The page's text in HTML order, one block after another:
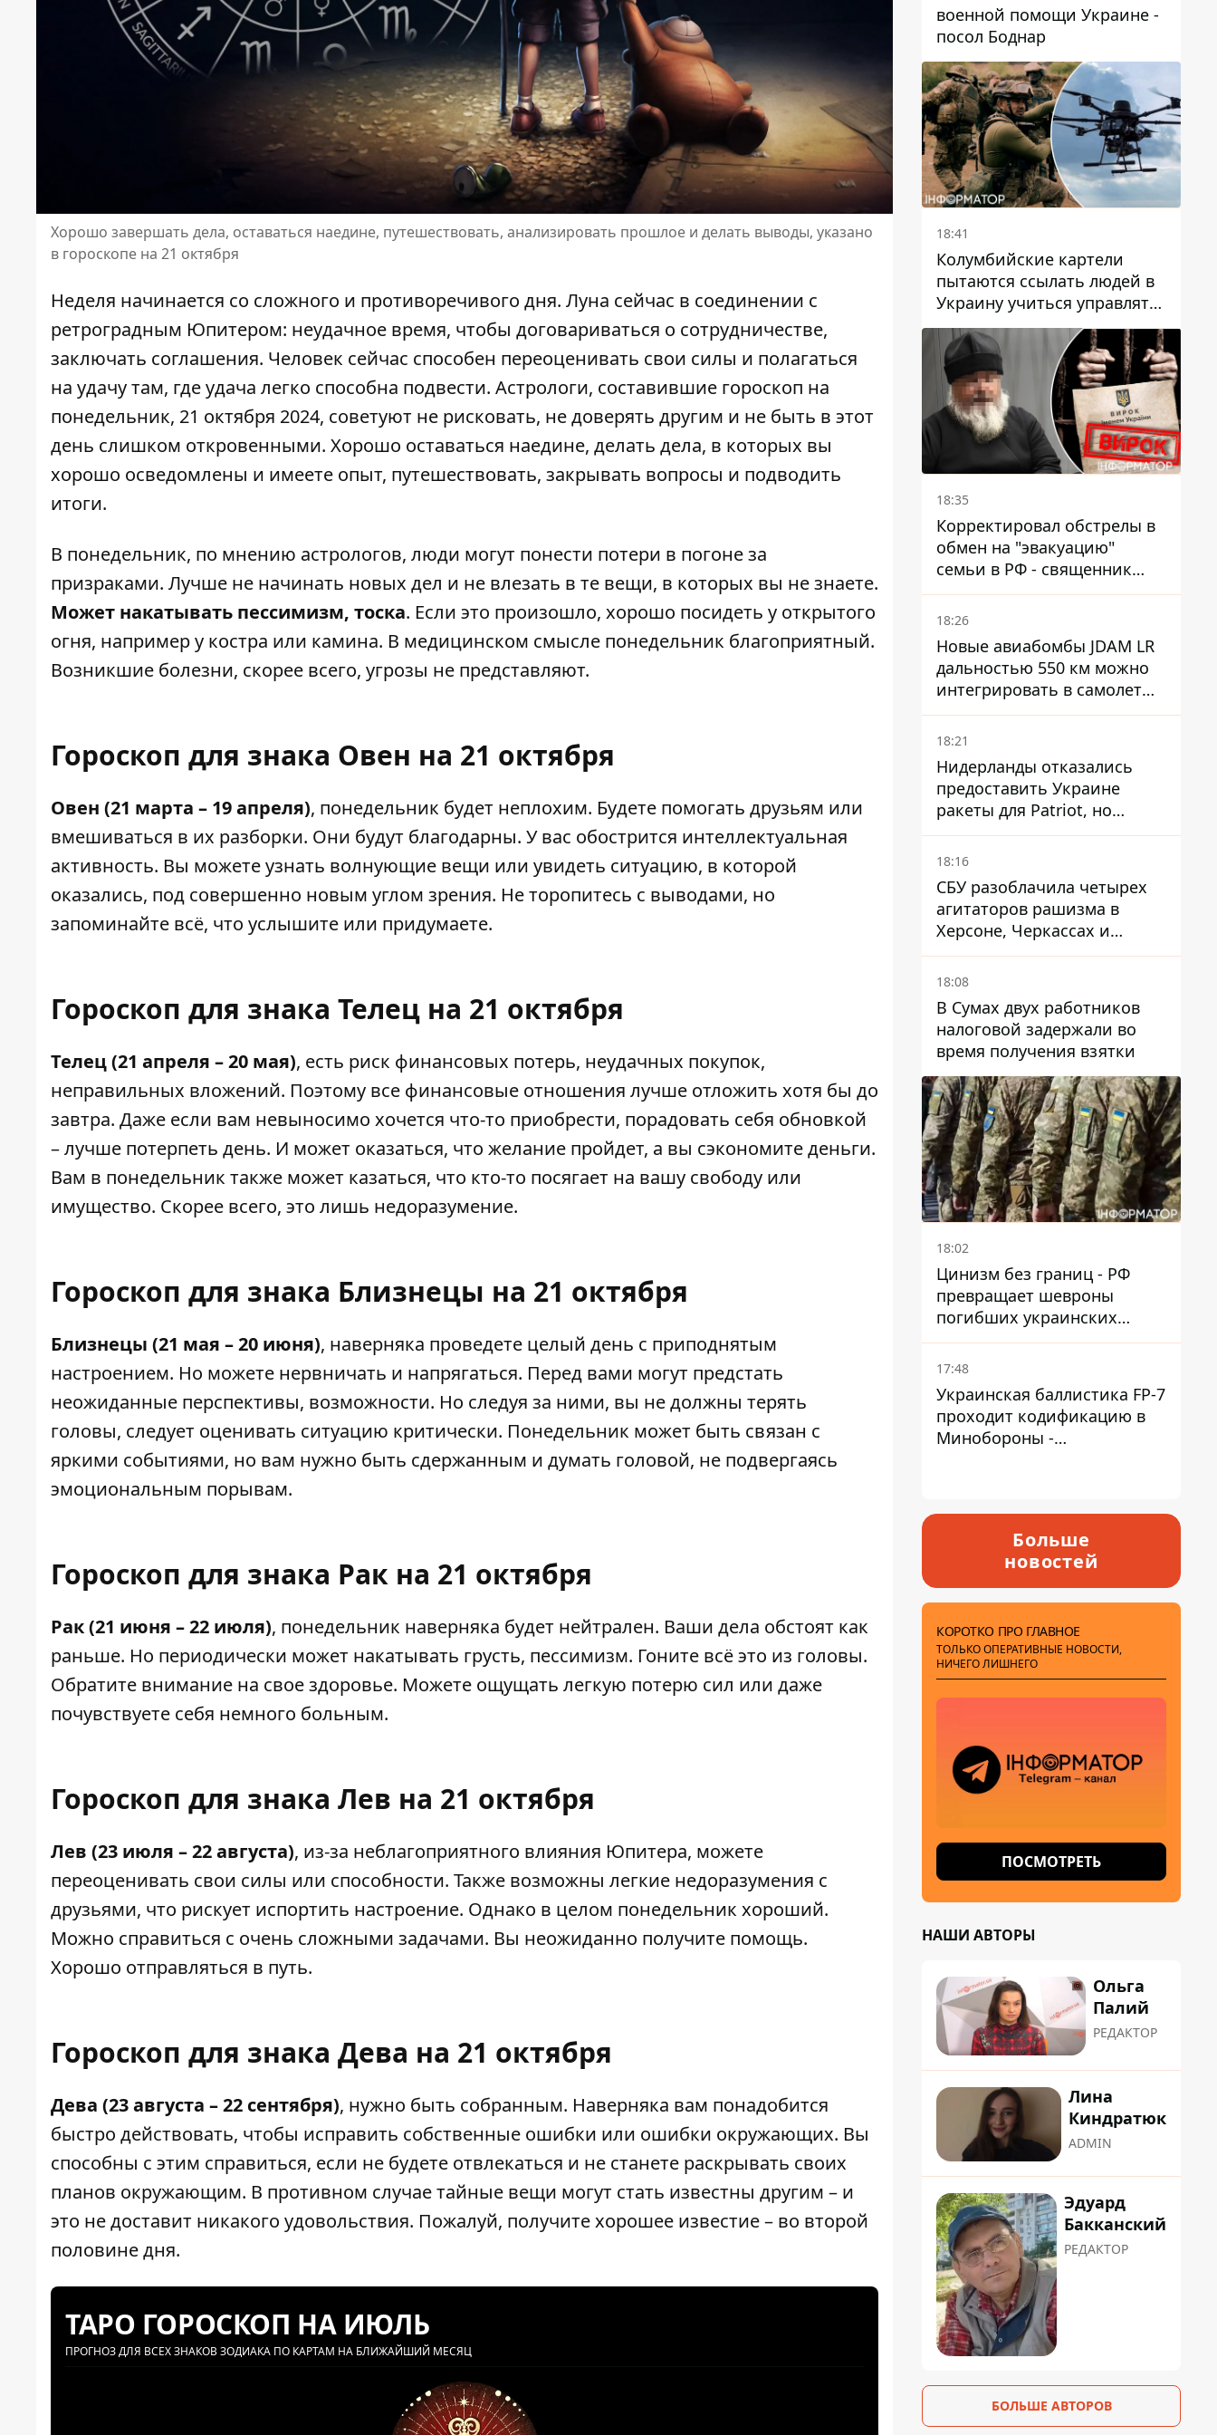
Хорошо завершать дела, оставаться наедине, путешествовать, анализировать прошлое и делать выводы, указано
в гороскопе на 21 октября
Неделя начинается со сложного и противоречивого дня. Луна сейчас в соединении с
ретроградным Юпитером: неудачное время, чтобы договариваться о сотрудничестве,
заключать соглашения. Человек сейчас способен переоценивать свои силы и полагаться
на удачу там, где удача легко способна подвести. Астрологи, составившие гороскоп на
понедельник, 21 октября 2024, советуют не рисковать, не доверять другим и не быть в этот
день слишком откровенными. Хорошо оставаться наедине, делать дела, в которых вы
хорошо осведомлены и имеете опыт, путешествовать, закрывать вопросы и подводить
итоги.
В понедельник, по мнению астрологов, люди могут понести потери в погоне за
призраками. Лучше не начинать новых дел и не влезать в те вещи, в которых вы не знаете.
Может накатывать пессимизм, тоска. Если это произошло, хорошо посидеть у открытого
огня, например у костра или камина. В медицинском смысле понедельник благоприятный.
Возникшие болезни, скорее всего, угрозы не представляют.
Гороскоп для знака Овен на 21 октября
Овен (21 марта – 19 апреля), понедельник будет неплохим. Будете помогать друзьям или
вмешиваться в их разборки. Они будут благодарны. У вас обострится интеллектуальная
активность. Вы можете узнать волнующие вещи или увидеть ситуацию, в которой
оказались, под совершенно новым углом зрения. Не торопитесь с выводами, но
запоминайте всё, что услышите или придумаете.
Гороскоп для знака Телец на 21 октября
Телец (21 апреля – 20 мая), есть риск финансовых потерь, неудачных покупок,
неправильных вложений. Поэтому все финансовые отношения лучше отложить хотя бы до
завтра. Даже если вам невыносимо хочется что-то приобрести, порадовать себя обновкой
– лучше потерпеть день. И может оказаться, что желание пройдет, а вы сэкономите деньги.
Вам в понедельник также может казаться, что кто-то посягает на вашу свободу или
имущество. Скорее всего, это лишь недоразумение.
Гороскоп для знака Близнецы на 21 октября
Близнецы (21 мая – 20 июня), наверняка проведете целый день с приподнятым
настроением. Но можете нервничать и напрягаться. Перед вами могут предстать
неожиданные перспективы, возможности. Но следуя за ними, вы не должны терять
головы, следует оценивать ситуацию критически. Понедельник может быть связан с
яркими событиями, но вам нужно быть сдержанным и думать головой, не подвергаясь
эмоциональным порывам.
Гороскоп для знака Рак на 21 октября
Рак (21 июня – 22 июля), понедельник наверняка будет нейтрален. Ваши дела обстоят как
раньше. Но периодически может накатывать грусть, пессимизм. Гоните всё это из головы.
Обратите внимание на свое здоровье. Можете ощущать легкую потерю сил или даже
почувствуете себя немного больным.
Гороскоп для знака Лев на 21 октября
Лев (23 июля – 22 августа), из-за неблагоприятного влияния Юпитера, можете
переоценивать свои силы или способности. Также возможны легкие недоразумения с
друзьями, что рискует испортить настроение. Однако в целом понедельник хороший.
Можно справиться с очень сложными задачами. Вы неожиданно получите помощь.
Хорошо отправляться в путь.
Гороскоп для знака Дева на 21 октября
Дева (23 августа – 22 сентября), нужно быть собранным. Наверняка вам понадобится
быстро действовать, чтобы исправить собственные ошибки или ошибки окружающих. Вы
способны с этим справиться, если не будете отвлекаться и не станете раскрывать своих
планов окружающим. В противном случае тайные вещи могут стать известны другим – и
это не доставит никакого удовольствия. Пожалуй, получите хорошее известие – во второй
половине дня.
ТАРО ГОРОСКОП НА ИЮЛЬ
ПРОГНОЗ ДЛЯ ВСЕХ ЗНАКОВ ЗОДИАКА ПО КАРТАМ НА БЛИЖАЙШИЙ МЕСЯЦ
военной помощи Украине -
посол Боднар
18:41
Колумбийские картели
пытаются ссылать людей в
Украину учиться управлять
дронами - FT
18:35
Корректировал обстрелы в
обмен на "эвакуацию"
семьи в РФ - священник
УПЦ МП получил 15 лет
тюрьмы
18:26
Новые авиабомбы JDAM LR
дальностью 550 км можно
интегрировать в самолеты
ВСУ, но есть нюансы.
18:21
Нидерланды отказались
предоставить Украине
ракеты для Patriot, но
готовы помочь иначе
18:16
СБУ разоблачила четырех
агитаторов рашизма в
Херсоне, Черкассах и
Сумской области
18:08
В Сумах двух работников
налоговой задержали во
время получения взятки
18:02
Цинизм без границ - РФ
превращает шевроны
погибших украинских
защитников в экспонаты
"музея СВО"
17:48
Украинская баллистика FP-7
проходит кодификацию в
Минобороны -
Больше
новостей
КОРОТКО ПРО ГЛАВНОЕ
ТОЛЬКО ОПЕРАТИВНЫЕ НОВОСТИ,
НИЧЕГО ЛИШНЕГО
ПОСМОТРЕТЬ
НАШИ АВТОРЫ
Ольга
Палий
РЕДАКТОР
Лина
Киндратюк
ADMIN
Эдуард
Бакканский
РЕДАКТОР
БОЛЬШЕ АВТОРОВ